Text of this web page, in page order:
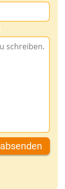
absenden